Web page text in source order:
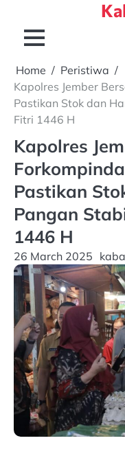
content
Home
Peristiwa
Kapolres Jember
Pastikan Stok dan
Fitri 1446 H
Kapolres
Pastikan
Pangan
1446 H
26 March 2025